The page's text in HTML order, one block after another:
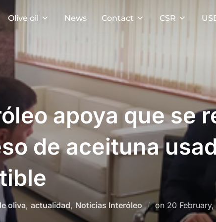
Olive oil News Contact CSR
apoya que se
de aceituna
oliva, actualidad, Noticias Interóleo on Posted
20